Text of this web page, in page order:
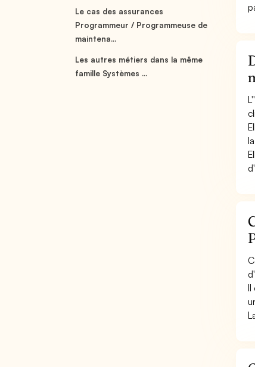
Le cas des assurances
Programmeur / Programmeuse de
maintena...
Les autres métiers dans la même
famille Systèmes ...
Il